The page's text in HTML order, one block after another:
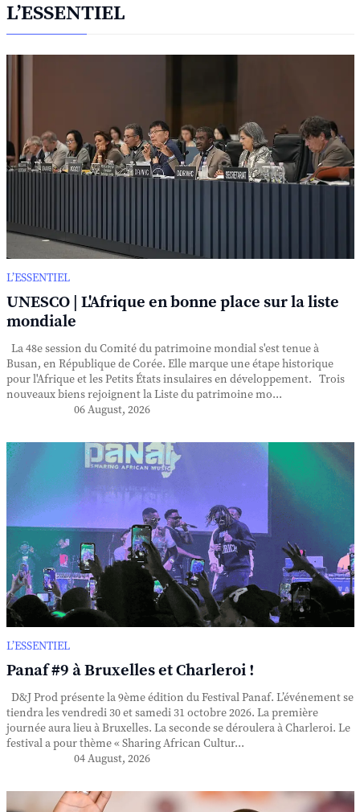
L’ESSENTIEL
L’ESSENTIEL
UNESCO | L'Afrique en bonne place sur la liste
mondiale
La 48e session du Comité du patrimoine mondial s'est tenue à
Busan, en République de Corée. Elle marque une étape historique
pour l'Afrique et les Petits États insulaires en développement. Trois
nouveaux biens rejoignent la Liste du patrimoine mo...
06 August, 2026
L’ESSENTIEL
Panaf #9 à Bruxelles et Charleroi !
D&J Prod présente la 9ème édition du Festival Panaf. L’événement se
tiendra les vendredi 30 et samedi 31 octobre 2026. La première
journée aura lieu à Bruxelles. La seconde se déroulera à Charleroi. Le
festival a pour thème « Sharing African Cultur...
04 August, 2026